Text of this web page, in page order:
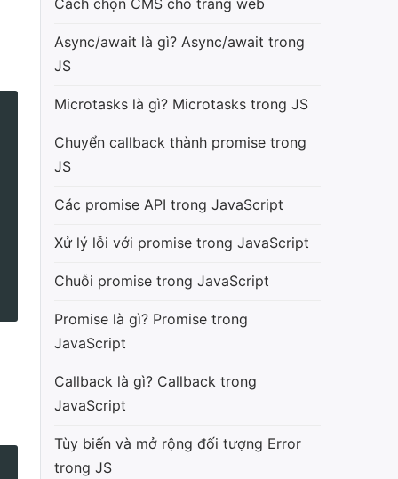
Cách chọn CMS cho trang web
Async/await là gì? Async/await trong
JS
Microtasks là gì? Microtasks trong JS
Chuyển callback thành promise trong
JS
Các promise API trong JavaScript
Xử lý lỗi với promise trong JavaScript
Chuỗi promise trong JavaScript
Promise là gì? Promise trong
JavaScript
Callback là gì? Callback trong
JavaScript
Tùy biến và mở rộng đối tượng Error
trong JS